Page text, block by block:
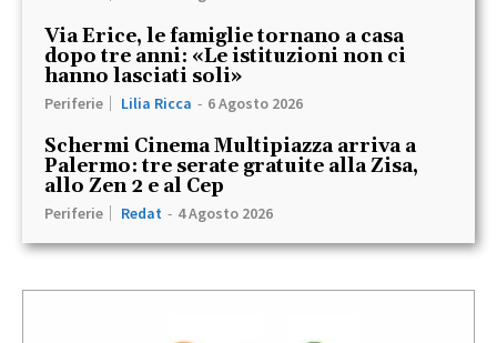
Via Erice, le famiglie tornano a casa
dopo tre anni: «Le istituzioni non ci
hanno lasciati soli»
Periferie Lilia Ricca - 6 Agosto 2026
Schermi Cinema Multipiazza arriva a
Palermo: tre serate gratuite alla Zisa,
allo Zen 2 e al Cep
Periferie Redat - 4 Agosto 2026